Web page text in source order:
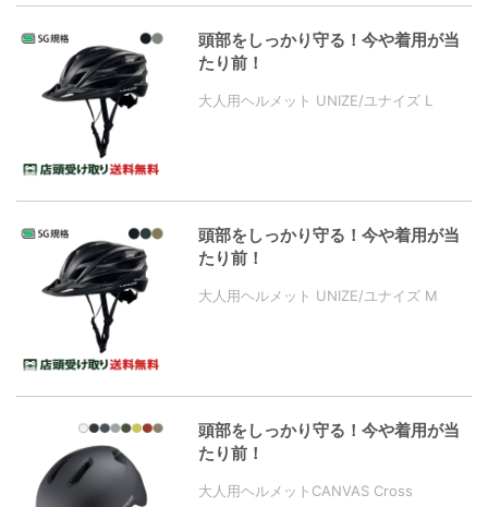
頭部をしっかり守る！今や着用が当
たり前！
大人用ヘルメット UNIZE/ユナイズ L
頭部をしっかり守る！今や着用が当
たり前！
大人用ヘルメット UNIZE/ユナイズ M
頭部をしっかり守る！今や着用が当
たり前！
大人用ヘルメットCANVAS Cross